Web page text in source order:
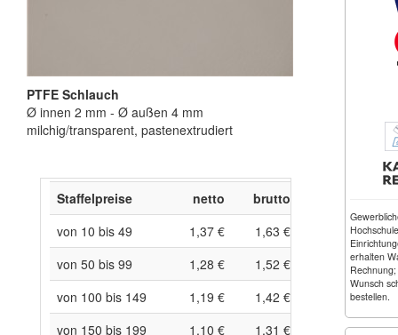
PTFE Schlauch
Ø innen 2 mm - Ø außen 4 mm
milchig/transparent, pastenextrudiert
Staffelpreise netto
brutto
von 10 bis 49
1,37 €
1,63 €
von 50 bis 99
1,28 €
1,52 €
von 100 bis 149
1,19 €
1,42 €
von 150 bis 199
1,10 €
1,31 €
erhalten
Wunsch
bestellen.